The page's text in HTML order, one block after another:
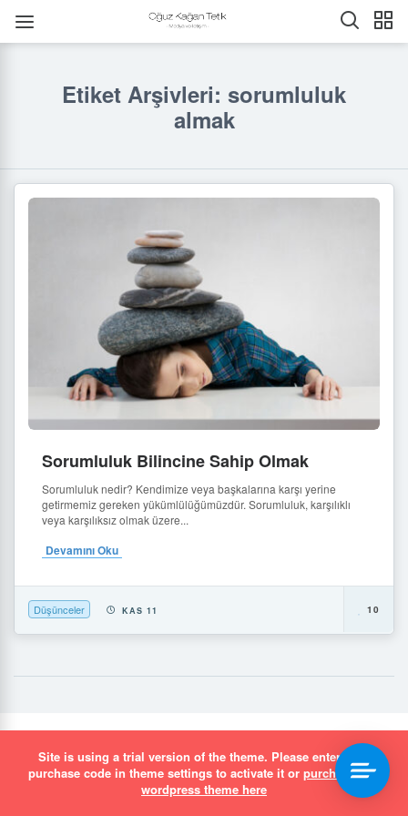
Etiket Arşivleri: sorumluluk
almak
Sorumluluk Bilincine Sahip Olmak
Sorumluluk nedir? Kendimize veya başkalarına karşı yerine
getirmemiz gereken yükümlülüğümüzdür. Sorumluluk, karşılıklı
veya karşılıksız olmak üzere...
Devamını Oku
Düşünceler KAS 11 10
Site is using a trial version of the theme. Please enter your
purchase code in theme settings to activate it or purchase this
wordpress theme here